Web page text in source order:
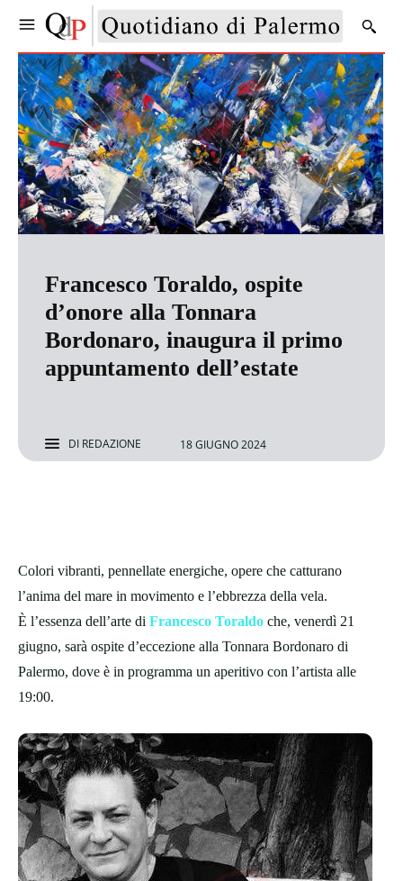
Francesco Toraldo, ospite
d’onore alla Tonnara
Bordonaro, inaugura il primo
appuntamento dell’estate
DI REDAZIONE 18 GIUGNO 2024
Colori vibranti, pennellate energiche, opere che catturano
l’anima del mare in movimento e l’ebbrezza della vela.
È l’essenza dell’arte di Francesco Toraldo che, venerdì 21
giugno, sarà ospite d’eccezione alla Tonnara Bordonaro di
Palermo, dove è in programma un aperitivo con l’artista alle
19:00.